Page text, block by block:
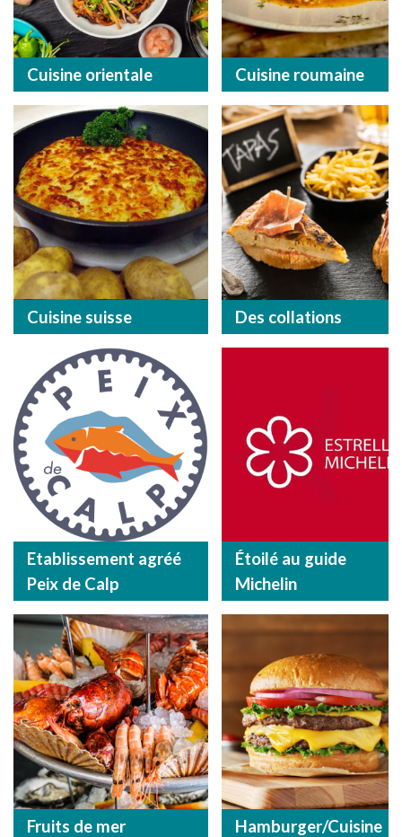
Cuisine orientale Cuisine roumaine
Cuisine suisse Des collations
Etablissement agréé
Peix de Calp
Étoilé au guide
Michelin
Fruits de mer
Hamburger/Cuisine